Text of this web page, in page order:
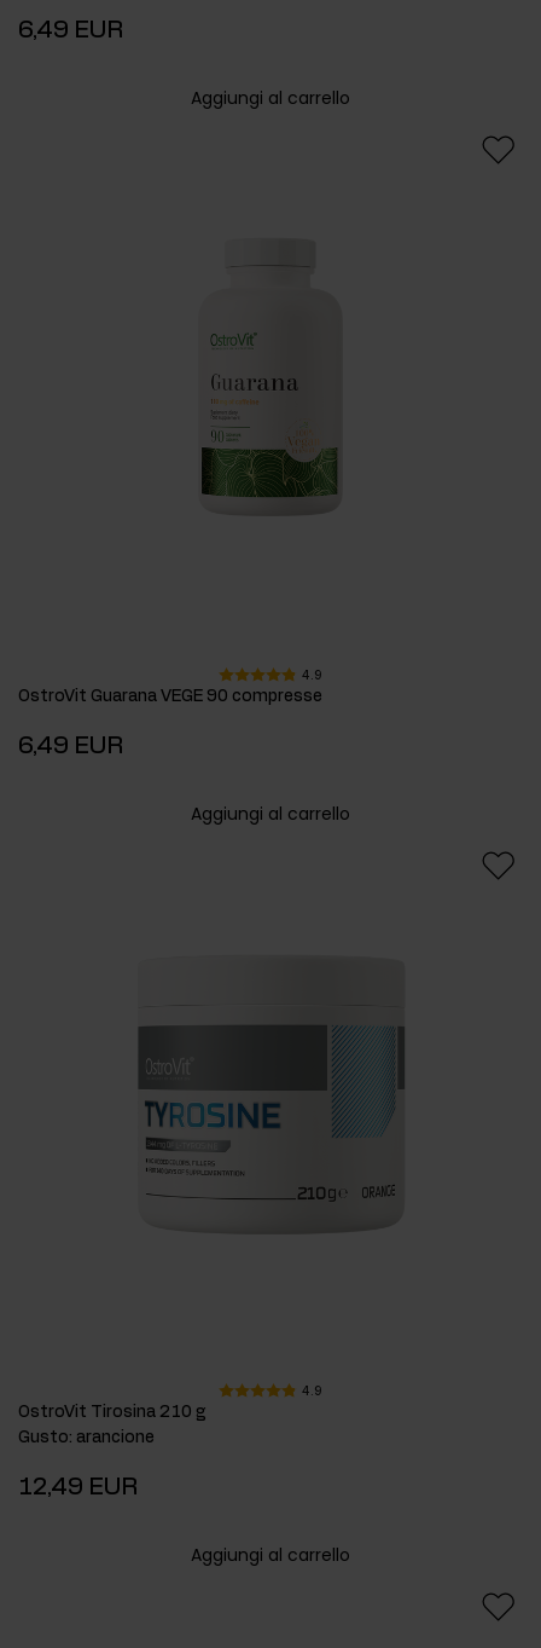
6,49 EUR
Aggiungi al carrello
4.9
OstroVit Guarana VEGE 90 compresse
6,49 EUR
Aggiungi al carrello
4.9
OstroVit Tirosina 210 g
Gusto: arancione
12,49 EUR
Aggiungi al carrello